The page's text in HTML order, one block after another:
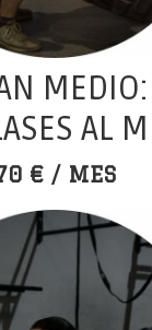
MEDIO:
AL
€ / MES